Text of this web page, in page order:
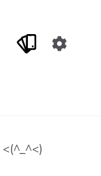
Rechercher
<(^_^<)